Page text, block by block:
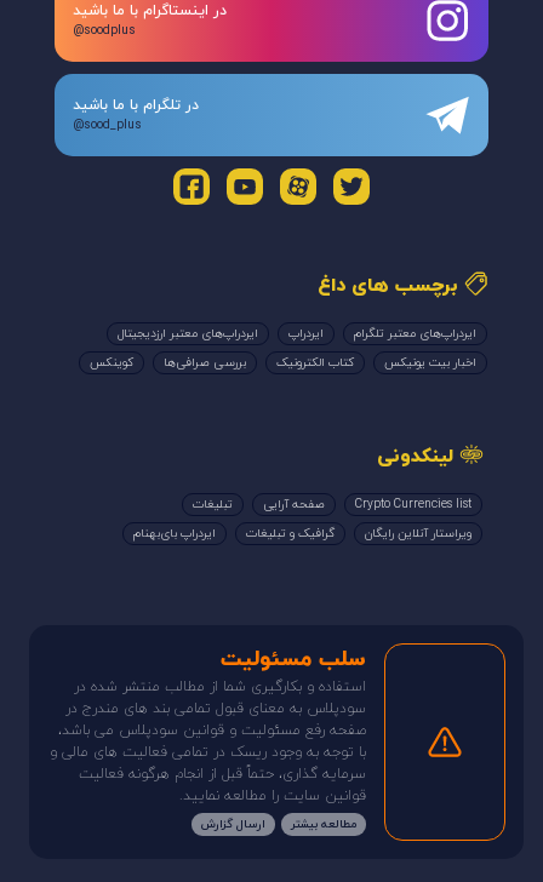
در اینستاگرام با ما باشید
@soodplus
در تلگرام با ما باشید
@sood_plus
برچسب های داغ
ایردراپ‌های معتبر تلگرام ایردراپ
ایردراپ‌های معتبر ارزدیجیتال
اخبار بیت یونیکس
کتاب الکترونیک بررسی صرافی‌ها کوینکس
لینکدونی
Crypto Currencies list صفحه آرایی
تبلیغات
ویراستار آنلاین رایگان
گرافیک و تبلیغات ایردراپ بای‌بهنام
سلب مسئولیت
استفاده و بکارگیری شما از مطالب منتشر شده در
سودپلاس به معنای قبول تمامی بند های مندرج در
صفحه رفع مسئولیت و قوانین سودپلاس می باشد،
با توجه به وجود ریسک در تمامی فعالیت های مالی و
سرمایه گذاری، حتماً قبل از انجام هرگونه فعالیت
قوانین سایت را مطالعه نمایید.
مطالعه بیشتر ارسال گزارش